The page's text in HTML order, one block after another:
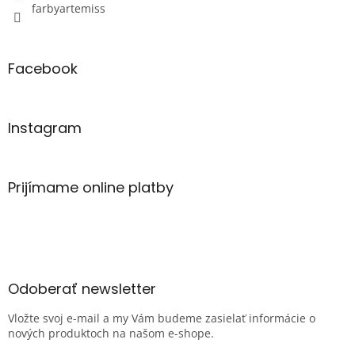
farbyartemiss
Facebook
Instagram
Prijímame online platby
Odoberať newsletter
Vložte svoj e-mail a my Vám budeme zasielať informácie o
nových produktoch na našom e-shope.